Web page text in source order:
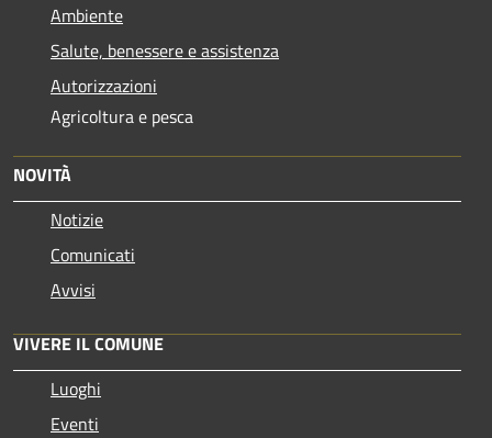
Ambiente
Salute, benessere e assistenza
Autorizzazioni
Agricoltura e pesca
NOVITÀ
Notizie
Comunicati
Avvisi
VIVERE IL COMUNE
Luoghi
Eventi